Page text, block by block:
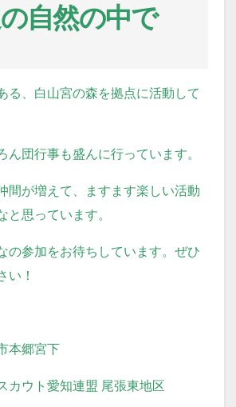
自然の中で
る、白山宮の森を拠点に活動して
ん団行事も盛んに行っています。
間が増えて、ますます楽しい活動
と思っています。
の参加をお待ちしています。 ぜひ
い！
本郷宮下
カウト愛知連盟 尾張東地区